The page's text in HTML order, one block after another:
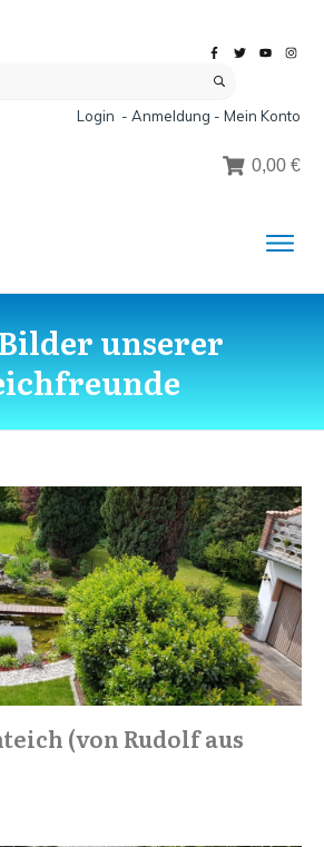
Login - Anmeldung - Mein Konto
0,00 €
unserer
(von Rudolf aus